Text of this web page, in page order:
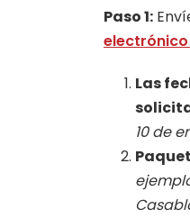
Paso 1:
electrónico
Las
10 de